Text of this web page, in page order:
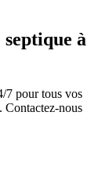
à
7 pour tous vos
. Contactez-nous